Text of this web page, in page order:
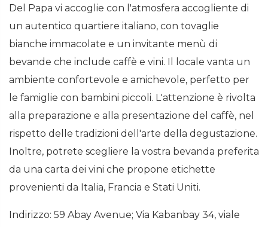
Del Papa vi accoglie con l'atmosfera accogliente di
un autentico quartiere italiano, con tovaglie
bianche immacolate e un invitante menù di
bevande che include caffè e vini. Il locale vanta un
ambiente confortevole e amichevole, perfetto per
le famiglie con bambini piccoli. L'attenzione è rivolta
alla preparazione e alla presentazione del caffè, nel
rispetto delle tradizioni dell'arte della degustazione.
Inoltre, potrete scegliere la vostra bevanda preferita
da una carta dei vini che propone etichette
provenienti da Italia, Francia e Stati Uniti.
Indirizzo: 59 Abay Avenue; Via Kabanbay 34, viale